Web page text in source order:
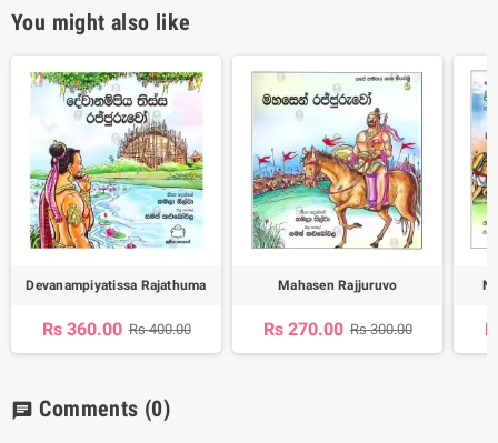
You might also like
Devanampiyatissa Rajathuma
Rs 360.00 Rs 400.00
Mahasen Rajjuruvo
Rs 270.00 Rs 300.00
chat Comments (0)